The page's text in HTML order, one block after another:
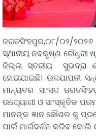
ଜଗତସିଂହପୁର,୦୮/୦୨/
ସ୍ଥାନୀୟ ନବକୃଷ୍ଣ
ଜିଲ୍ଳା ସ୍ତରୀୟ ସୁଭଦ୍ରା
ହୋଇଯାଇଛି। ଉଦଯାପନୀ
ମାନ୍ୟବର ସାଂସଦ
ଉଦ୍ୟୋଗୀ ଓ ସାଂସ୍କୃତିକ
ମାନଙ୍କ ଜ୍ଞାନ କୌଶଳ କୁ
ପାଇଁ ମାର୍ଗଦର୍ଶନ କରିବ ବୋଲି